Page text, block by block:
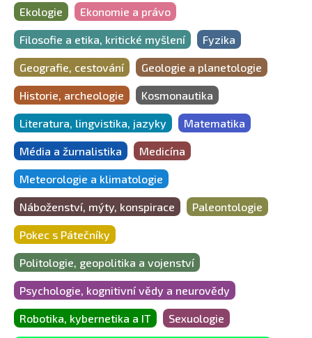
Ekologie Ekonomie a právo
Filosofie a etika, kritické myšlení Fyzika
Geografie, cestování Geologie a planetologie
Historie, archeologie Kosmonautika
Literatura, lingvistika, jazyky Matematika
Média a žurnalistika Medicína
Meteorologie a klimatologie
Náboženství, mýty, konspirace Paleontologie
Pokec s Pátečníky
Politologie, geopolitika a vojenství
Psychologie, kognitivní vědy a neurovědy
Robotika, kybernetika a IT Sexuologie